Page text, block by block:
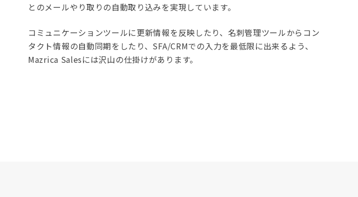
とのメールやり取りの自動取り込みを実現しています。
コミュニケーションツールに更新情報を反映したり、名刺管理ツールからコン
タクト情報の自動同期をしたり、SFA/CRMでの入力を最低限に出来るよう、
Mazrica Salesには沢山の仕掛けがあります。